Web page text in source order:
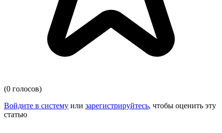
(0 голосов)
Войдите в систему или зарегистрируйтесь, чтобы оценить эту
статью